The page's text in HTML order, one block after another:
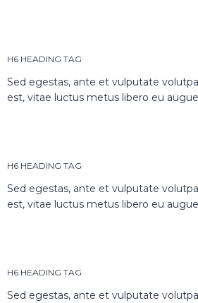
H6 HEADING TAG
Sed egestas, ante et vulputate
est, vitae luctus metus libero eu
H6 HEADING TAG
Sed egestas, ante et vulputate
est, vitae luctus metus libero eu
H6 HEADING TAG
Sed egestas, ante et vulputate